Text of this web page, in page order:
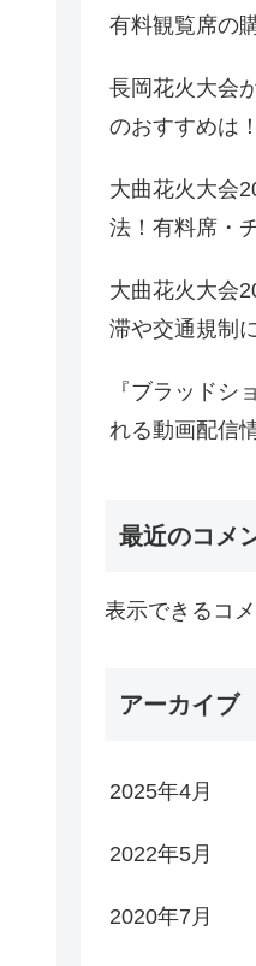
有料観覧席の
長岡花火大会
のおすすめは
大曲花火大会
法！有料席・
大曲花火大会
滞や交通規制
『ブラッドシ
れる動画配信
最近のコメ
表示できるコ
アーカイブ
2025年4月
2022年5月
2020年7月